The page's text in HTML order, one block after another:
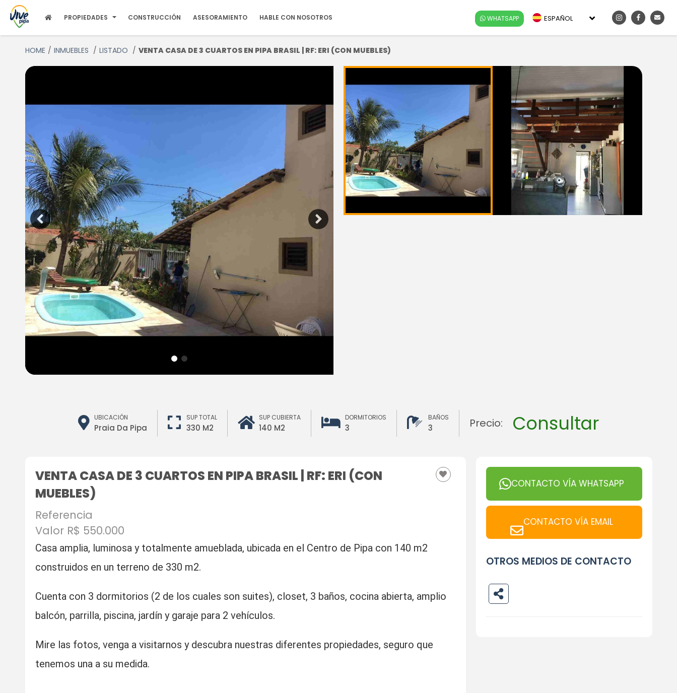
PROPIEDADES CONSTRUCCIÓN ASESORAMIENTO HABLE CON NOSOTROS WHATSAPP ESPAÑOL
HOME INMUEBLES LISTADO VENTA CASA DE 3 CUARTOS EN PIPA BRASIL | RF: ERI (CON MUEBLES)
UBICACIÓN
Praia Da Pipa
SUP TOTAL
330 M2
SUP CUBIERTA
140 M2
DORMITORIOS
3
BAÑOS
3 Precio: Consultar
VENTA CASA DE 3 CUARTOS EN PIPA BRASIL | RF: ERI (CON
MUEBLES)
Referencia
Valor R$ 550.000
Casa amplia, luminosa y totalmente amueblada, ubicada en el Centro de Pipa con 140 m2
construidos en un terreno de 330 m2.
Cuenta con 3 dormitorios (2 de los cuales son suites), closet, 3 baños, cocina abierta, amplio
balcón, parrilla, piscina, jardín y garaje para 2 vehículos.
Mire las fotos, venga a visitarnos y descubra nuestras diferentes propiedades, seguro que
tenemos una a su medida.
CONTACTO VÍA WHATSAPP
CONTACTO VÍA EMAIL
OTROS MEDIOS DE CONTACTO